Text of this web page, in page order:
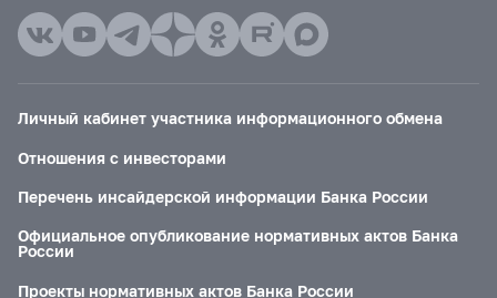
Личный кабинет участника информационного обмена
Отношения с инвесторами
Перечень инсайдерской информации Банка России
Официальное опубликование нормативных актов Банка
России
Проекты нормативных актов Банка России